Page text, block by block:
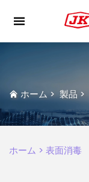
ホーム >製品 >
ホーム > 表面消毒